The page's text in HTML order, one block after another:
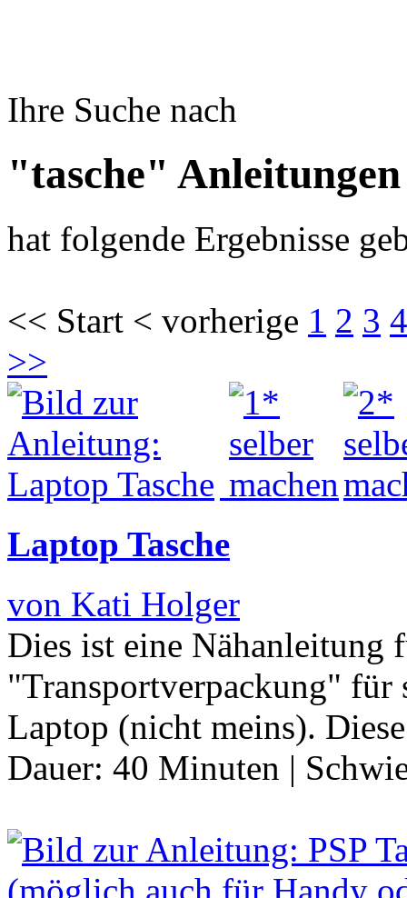
Ihre Suche nach
"tasche" Anleitungen
hat folgende Ergebnisse
<< Start < vorherige 1 2 3 4
>>
Laptop Tasche
von Kati Holger
Dies ist eine Nähanleitung
"Transportverpackung" für
Laptop (nicht meins).
Dauer: 40 Minuten |